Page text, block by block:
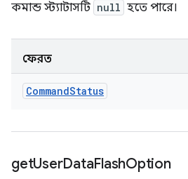
কমান্ড স্ট্যাটাসটি null হতে পারে।
ফেরত
CommandStatus
getUserDataFlashOption